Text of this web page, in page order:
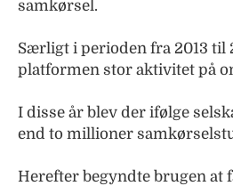
samkørsel.
Særligt i perioden fra 2013 til
platformen stor aktivitet på
I disse år blev der ifølge
end to millioner
Herefter begyndte brugen at